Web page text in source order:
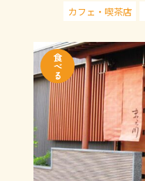
カフェ・喫茶店